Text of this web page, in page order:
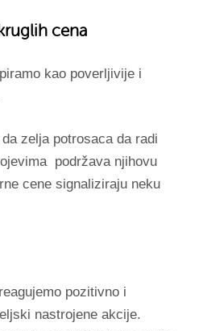
cena
kao poverljivije i
zelja potrosaca da radi
podržava njihovu
cene signaliziraju neku
pozitivno i
nastrojene akcije.